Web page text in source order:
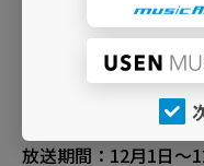
I02 GIRLS J-POP
女性ヴォーカルによ
放送期間：12月1日〜